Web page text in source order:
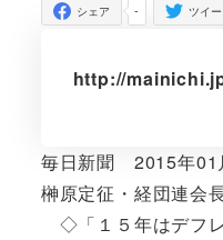
-
シェア ツイー
http://
毎日新聞 2015年
榊原定征・経団連会
◇「１５年はデフレ